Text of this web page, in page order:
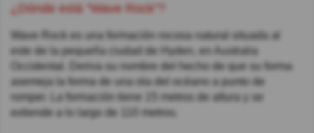
¿Dónde está "Wave Rock"?
Wave Rock es una formación rocosa natural situada al
este de la pequeña ciudad de Hyden, en Australia
Occidental. Deriva su nombre del hecho de que su forma
asemeja la forma de una ola del océano a punto de
romper. La formación tiene 15 metros de altura y se
extiende a lo largo de 110 metros.